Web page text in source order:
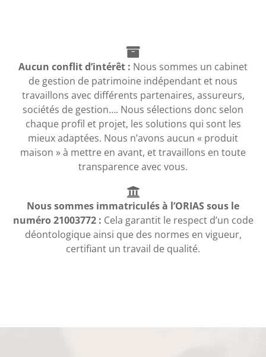
Aucun conflit d’intérêt : Nous sommes un cabinet
de gestion de patrimoine indépendant et nous
travaillons avec différents partenaires, assureurs,
sociétés de gestion…. Nous sélections donc selon
chaque profil et projet, les solutions qui sont les
mieux adaptées. Nous n’avons aucun « produit
maison » à mettre en avant, et travaillons en toute
transparence avec vous.
Nous sommes immatriculés à l’ORIAS sous le
numéro 21003772 : Cela garantit le respect d’un code
déontologique ainsi que des normes en vigueur,
certifiant un travail de qualité.